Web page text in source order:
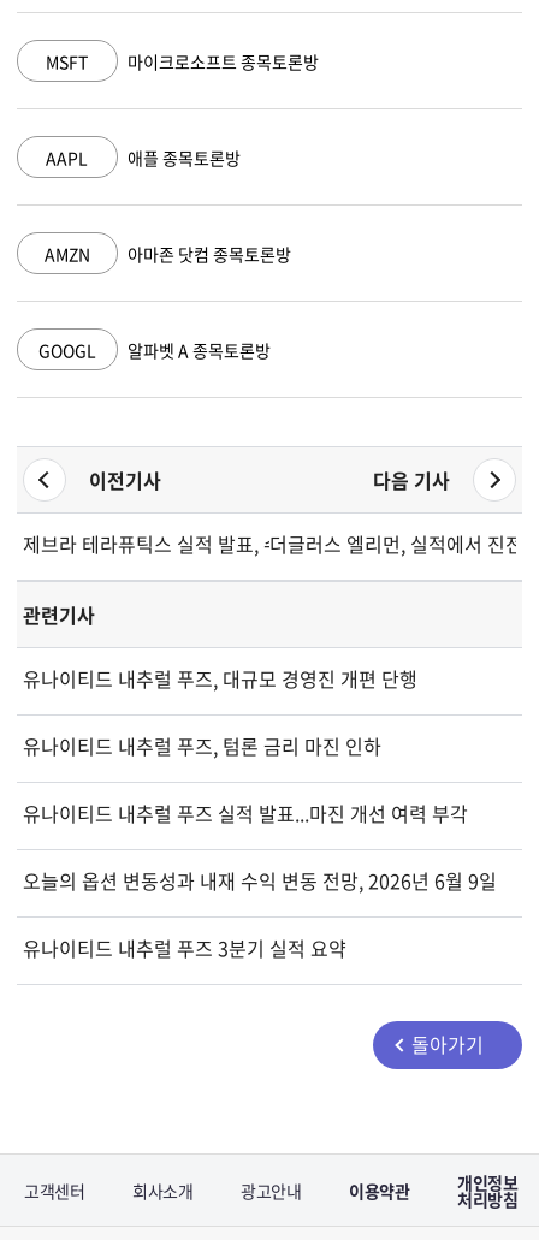
MSFT 마이크로소프트 종목토론방
AAPL 애플 종목토론방
AMZN 아마존 닷컴 종목토론방
GOOGL 알파벳 A 종목토론방
이전기사 다음 기사
제브라 테라퓨틱스 실적 발표, 수익성 전환 신호더글러스 엘리먼, 실적에서 진전
관련기사
유나이티드 내추럴 푸즈, 대규모 경영진 개편 단행
유나이티드 내추럴 푸즈, 텀론 금리 마진 인하
유나이티드 내추럴 푸즈 실적 발표...마진 개선 여력 부각
오늘의 옵션 변동성과 내재 수익 변동 전망, 2026년 6월 9일
유나이티드 내추럴 푸즈 3분기 실적 요약
돌아가기
고객센터 회사소개 광고안내 이용약관 개인정보
처리방침